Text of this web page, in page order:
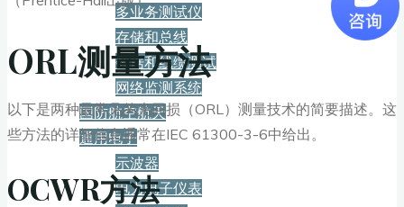
多业务测试仪
存储和总线
数据和线缆测试
网络监测系统
国防航空航天
通用电子
示波器
电力电子仪表
ORL测量方法
以下是两种最常见的光回损（ORL）测量技术的简要描述。这
些方法的详细信息通常在IEC 61300-3-6中给出。
OCWR方法